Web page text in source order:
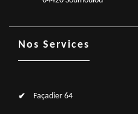
Nos Services
Façadier 64